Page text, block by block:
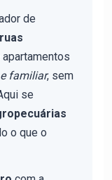
de
ruas
familiar, sem
se
o que o